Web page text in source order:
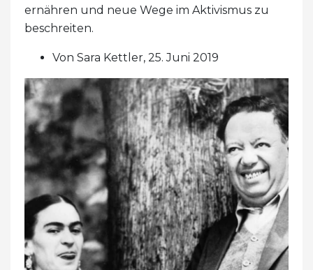
ernähren und neue Wege im Aktivismus zu
beschreiten.
Von Sara Kettler, 25. Juni 2019